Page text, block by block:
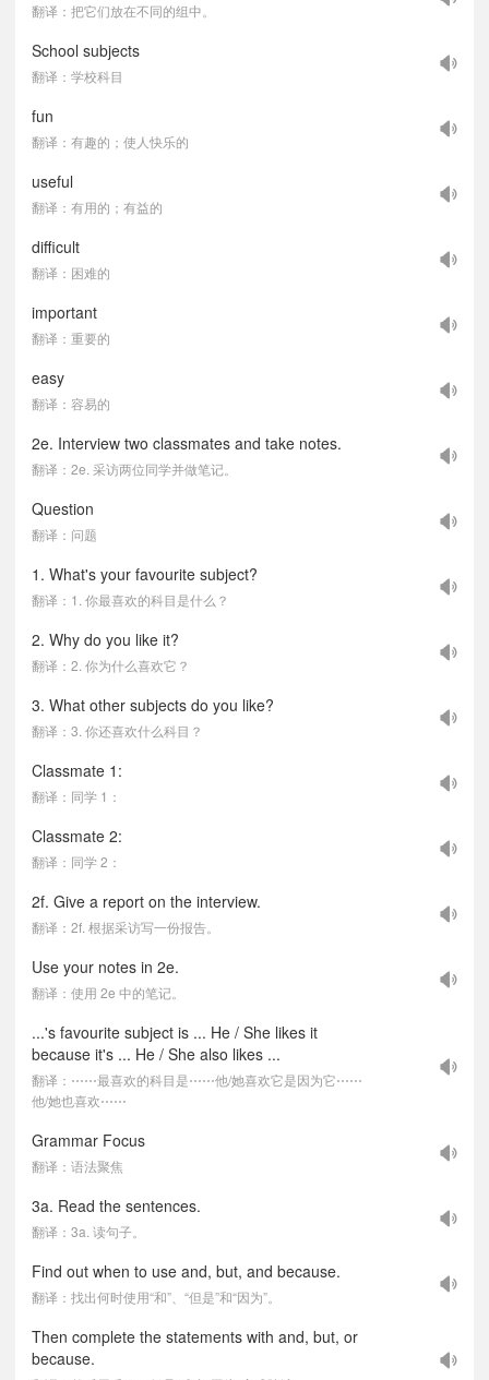
翻译：把它们放在不同的组中。
School subjects
翻译：学校科目
fun
翻译：有趣的；使人快乐的
useful
翻译：有用的；有益的
difficult
翻译：困难的
important
翻译：重要的
easy
翻译：容易的
2e. Interview two classmates and take notes.
翻译：2e. 采访两位同学并做笔记。
Question
翻译：问题
1. What's your favourite subject?
翻译：1. 你最喜欢的科目是什么？
2. Why do you like it?
翻译：2. 你为什么喜欢它？
3. What other subjects do you like?
翻译：3. 你还喜欢什么科目？
Classmate 1:
翻译：同学 1：
Classmate 2:
翻译：同学 2：
2f. Give a report on the interview.
翻译：2f. 根据采访写一份报告。
Use your notes in 2e.
翻译：使用 2e 中的笔记。
...'s favourite subject is ... He / She likes it
because it's ... He / She also likes ...
翻译：⋯⋯最喜欢的科目是⋯⋯他/她喜欢它是因为它⋯⋯
他/她也喜欢⋯⋯
Grammar Focus
翻译：语法聚焦
3a. Read the sentences.
翻译：3a. 读句子。
Find out when to use and, but, and because.
翻译：找出何时使用“和”、“但是”和“因为”。
Then complete the statements with and, but, or
because.